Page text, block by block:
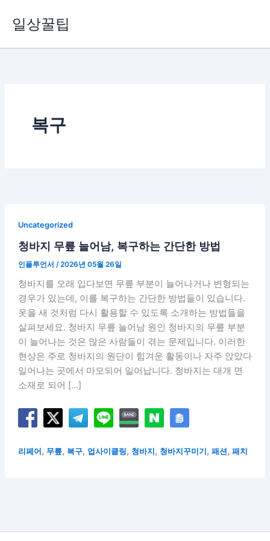
로
일상꿀팁
복구
Uncategorized
청바지 무릎 늘어남, 복구하는 간단한 방법
인플루언서 /2026년 05월 26일
청바지를 오래 입다보면 무릎 부분이 늘어나거나 변형되는
경우가 있는데, 이를 복구하는 간단한 방법들이 있습니다.
옷을 새 것처럼 다시 활용할 수 있도록 소개하는 방법들을
살펴보세요. 청바지 무릎 늘어남 원인 청바지의 무릎 부분
이 늘어나는 것은 많은 사람들이 겪는 문제입니다. 이러한
현상은 주로 청바지의 원단이 힘겨운 활동이나 자주 앉았다
일어나는 곳에서 마모되어 일어납니다. 청바지는 대개 면
소재로 되어 […]
리페어 , 무릎, 복구, 업사이클링, 청바지 , 청바지꾸미기 , 패션 , 패치